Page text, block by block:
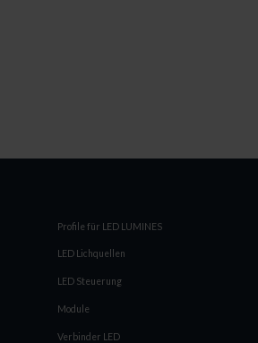
Profile für LED LUMINES
LED Lichquellen
LED Steuerung
Module
Verbinder LED